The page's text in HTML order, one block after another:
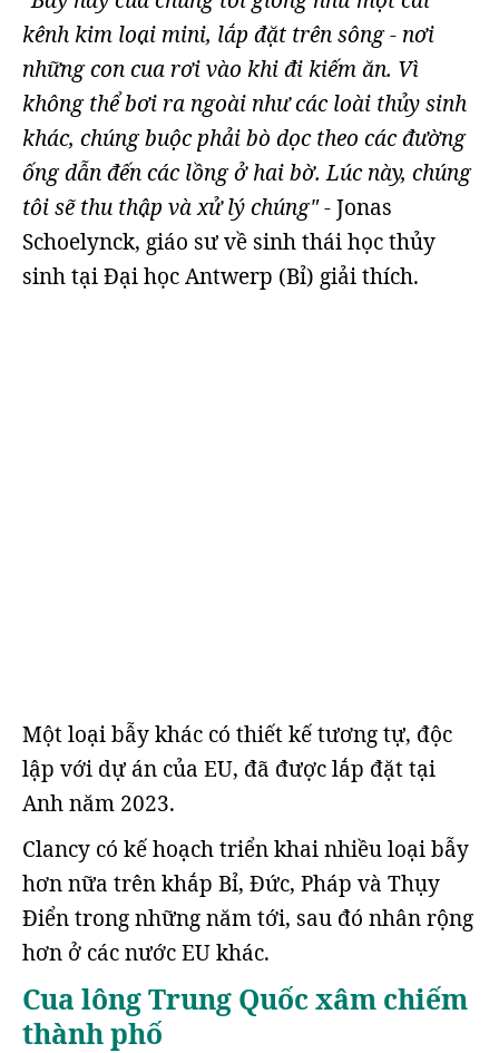
kênh kim loại mini, lắp đặt trên sông - nơi
những con cua rơi vào khi đi kiếm ăn. Vì
không thể bơi ra ngoài như các loài thủy sinh
khác, chúng buộc phải bò dọc theo các đường
ống dẫn đến các lồng ở hai bờ. Lúc này, chúng
tôi sẽ thu thập và xử lý chúng"- Jonas
Schoelynck, giáo sư về sinh thái học thủy
sinh tại Đại học Antwerp (Bỉ) giải thích.
Một loại bẫy khác có thiết kế tương tự, độc
lập với dự án của EU, đã được lắp đặt tại
Anh năm 2023.
Clancy có kế hoạch triển khai nhiều loại bẫy
hơn nữa trên khắp Bỉ, Đức, Pháp và Thụy
Điển trong những năm tới, sau đó nhân rộng
hơn ở các nước EU khác.
Cua lông Trung Quốc xâm chiếm
thành phố